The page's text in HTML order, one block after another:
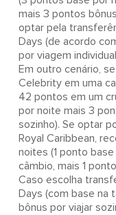
mais 3 pontos
optar pela
Days (de acordo
por viagem
Em outro cenário,
Celebrity em uma
42 pontos em um
por noite mais 3
sozinho). Se optar
Royal Caribbean,
noites (1 ponto
câmbio, mais 1
Caso escolha
Days (com base na
bônus por viajar